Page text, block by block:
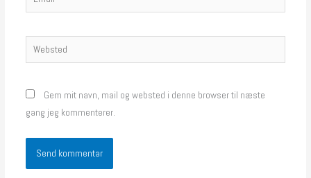
Websted
Gem mit navn, mail og websted i denne browser til næste
gang jeg kommenterer.